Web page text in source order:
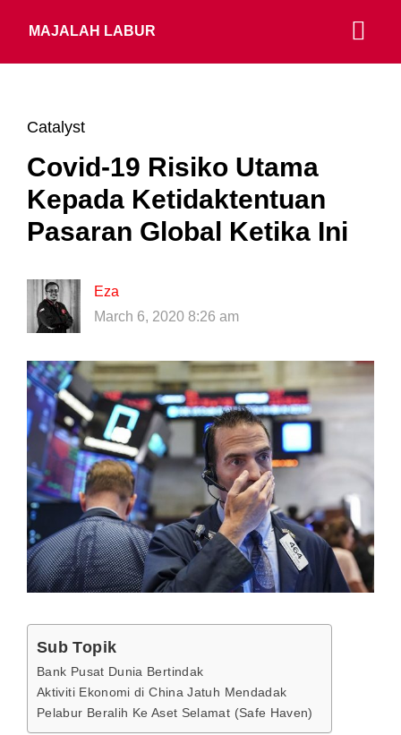
MAJALAH LABUR
Catalyst
Covid-19 Risiko Utama
Kepada Ketidaktentuan
Pasaran Global Ketika Ini
Eza
March 6, 2020 8:26 am
Sub Topik
Bank Pusat Dunia Bertindak
Aktiviti Ekonomi di China Jatuh Mendadak
Pelabur Beralih Ke Aset Selamat (Safe Haven)